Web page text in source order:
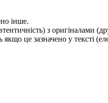
інше.
з оригіналами
це зазначено у тексті